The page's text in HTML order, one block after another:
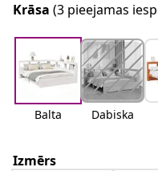
Krāsa (3 pieejamas
Balta Dabiska
Izmērs